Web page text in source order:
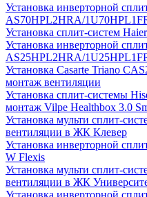
Установка инверторной
AS70HPL2HRA/
Установка сплит-систем
Установка инверторной
AS25HPL2HRA/
Установка Casarte Triano
монтаж вентиляции
Установка сплит-системы
монтаж Vilpe Healthbox 3.0
Установка мульти сплит-
вентиляции в ЖК Клевер
Установка инверторной
W Flexis
Установка мульти сплит-
вентиляции в ЖК
Установка инверторной